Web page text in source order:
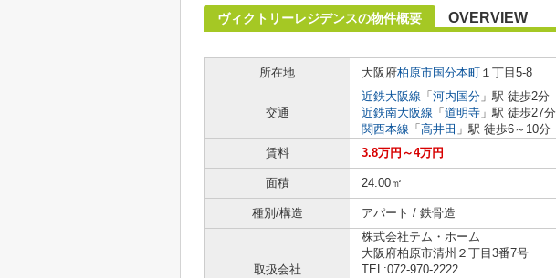
ヴィクトリーレジデンスの物件概要 OVERVIEW
所在地
大阪府柏原市国分本町 １丁目5-8
交通
近鉄大阪線 「 河内国分 」駅 徒歩2分
近鉄南大阪線 「 道明寺 」駅 徒歩27分
関西本線 「 高井田 」駅 徒歩6～10分
賃料
3.8万円～4万円
面積 24.00㎡
種別/構造 アパート / 鉄骨造
取扱会社
株式会社テム・ホーム
大阪府柏原市清州２丁目3番7号
TEL:072-970-2222